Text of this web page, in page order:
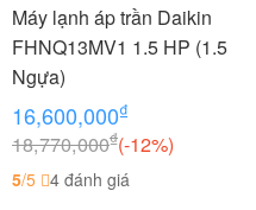
Máy lạnh áp trần Daikin
FHNQ13MV1 1.5 HP (1.5
Ngựa)
16,600,000₫
18,770,000₫(-12%)
5/5 4 đánh giá